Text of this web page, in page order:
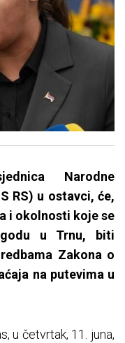
Narodne
RS) u ostavci, će,
i okolnosti koje se
u Trnu, biti
Zakona o
na putevima u
u četvrtak, 11. juna,